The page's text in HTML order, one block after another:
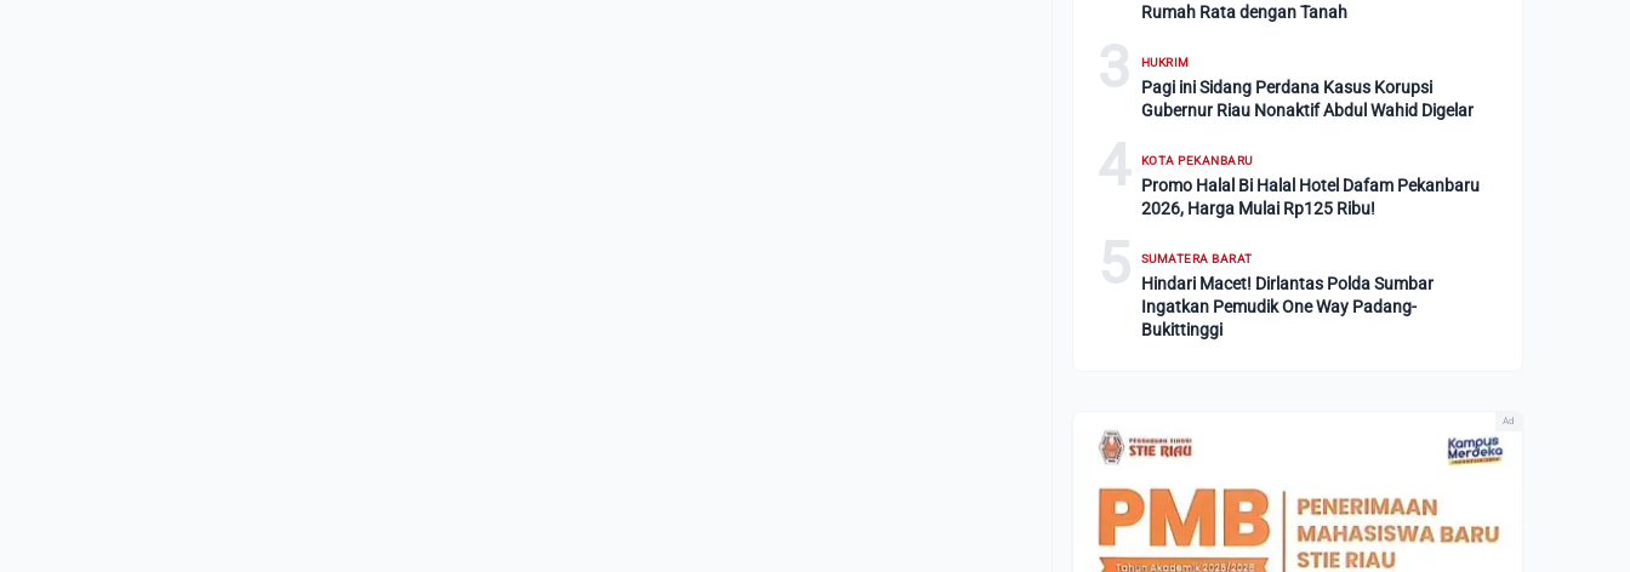
Rumah Rata dengan Tanah
3 HUKRIM
Pagi ini Sidang Perdana Kasus Korupsi
Gubernur Riau Nonaktif Abdul Wahid Digelar
4 KOTA PEKANBARU
Promo Halal Bi Halal Hotel Dafam Pekanbaru
2026, Harga Mulai Rp125 Ribu!
5 SUMATERA BARAT
Hindari Macet! Dirlantas Polda Sumbar
Ingatkan Pemudik One Way Padang-
Bukittinggi
Ad